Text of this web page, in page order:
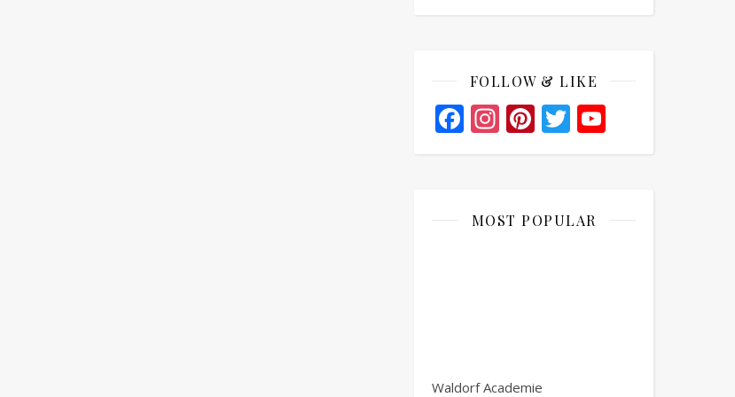
FOLLOW & LIKE
Facebook
Instagram
Pinterest
Twitter
Channel
MOST POPULAR
Waldorf Academie